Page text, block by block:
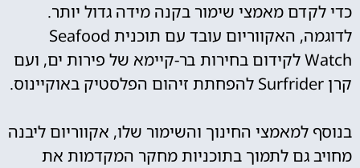
כדי לקדם מאמצי שימור בקנה מידה גדול יותר.
לדוגמה, האקווריום עובד עם תוכנית Seafood
Watch לקידום בחירות בר-קיימא של פירות ים, ועם
קרן Surfrider להפחתת זיהום הפלסטיק באוקיינוס.
בנוסף למאמצי החינוך והשימור שלו, אקווריום ליבנה
מחויב גם לתמוך בתוכניות מחקר המקדמות את